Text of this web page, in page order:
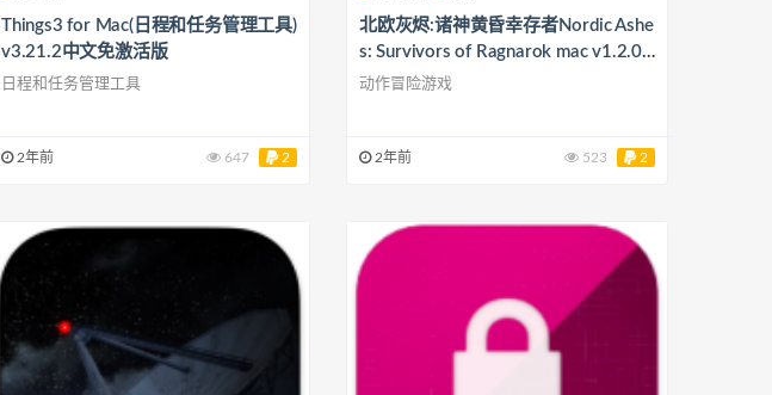
Things3 for Mac(日程和任务管理工具)
v3.21.2中文免激活版
日程和任务管理工具
2年前 647 2
北欧灰烬:诸神黄昏幸存者Nordic Ashe
s: Survivors of Ragnarok mac v1.2.0
中文版
动作冒险游戏
2年前 523 2